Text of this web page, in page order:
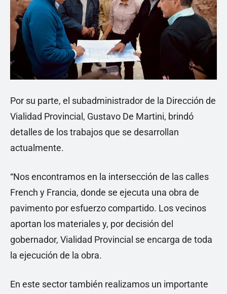
Por su parte, el subadministrador de la Dirección de
Vialidad Provincial, Gustavo De Martini, brindó
detalles de los trabajos que se desarrollan
actualmente.
“Nos encontramos en la intersección de las calles
French y Francia, donde se ejecuta una obra de
pavimento por esfuerzo compartido. Los vecinos
aportan los materiales y, por decisión del
gobernador, Vialidad Provincial se encarga de toda
la ejecución de la obra.
En este sector también realizamos un importante